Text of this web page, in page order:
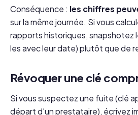
Conséquence : les chiffres
sur la même journée. Si vous
rapports historiques,
les avec leur date) plutôt que de
Révoquer une clé
Si vous suspectez une fuite (clé
départ d'un prestataire), écrivez